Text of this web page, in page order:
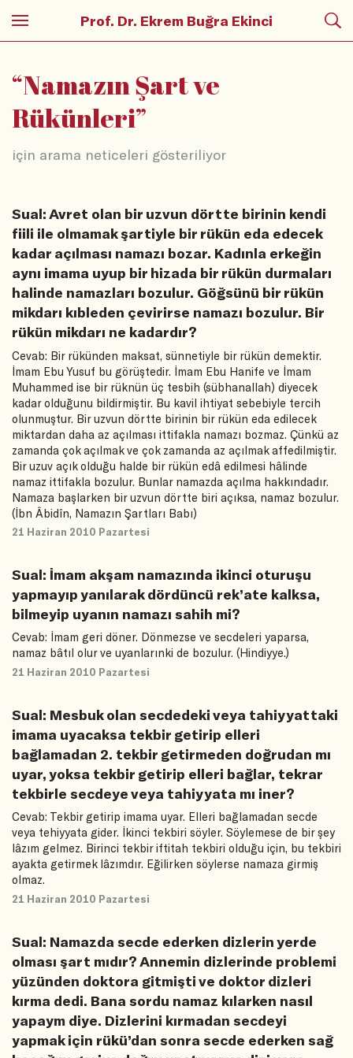
Prof. Dr. Ekrem Buğra Ekinci
“Namazın Şart ve
Rükünleri”
için arama neticeleri gösteriliyor
Sual: Avret olan bir uzvun dörtte birinin kendi
fiili ile olmamak şartiyle bir rükün eda edecek
kadar açılması namazı bozar. Kadınla erkeğin
aynı imama uyup bir hizada bir rükün durmaları
halinde namazları bozulur. Göğsünü bir rükün
mikdarı kıbleden çevirirse namazı bozulur. Bir
rükün mikdarı ne kadardır?
Cevab: Bir rükünden maksat, sünnetiyle bir rükün demektir.
İmam Ebu Yusuf bu görüştedir. İmam Ebu Hanife ve İmam
Muhammed ise bir rüknün üç tesbih (sübhanallah) diyecek
kadar olduğunu bildirmiştir. Bu kavil ihtiyat sebebiyle tercih
olunmuştur. Bir uzvun dörtte birinin bir rükün eda edilecek
miktardan daha az açılması ittifakla namazı bozmaz. Çünkü az
zamanda çok açılmak ve çok zamanda az açılmak affedilmiştir.
Bir uzuv açık olduğu halde bir rükün edâ edilmesi hâlinde
namaz ittifakla bozulur. Bunlar namazda açılma hakkındadır.
Namaza başlarken bir uzvun dörtte biri açıksa, namaz bozulur.
(İbn Âbidîn, Namazın Şartları Babı)
21 Haziran 2010 Pazartesi
Sual: İmam akşam namazında ikinci oturuşu
yapmayıp yanılarak dördüncü rek’ate kalksa,
bilmeyip uyanın namazı sahih mi?
Cevab: İmam geri döner. Dönmezse ve secdeleri yaparsa,
namaz bâtıl olur ve uyanlarınki de bozulur. (Hindiyye.)
21 Haziran 2010 Pazartesi
Sual: Mesbuk olan secdedeki veya tahiyyattaki
imama uyacaksa tekbir getirip elleri
bağlamadan 2. tekbir getirmeden doğrudan mı
uyar, yoksa tekbir getirip elleri bağlar, tekrar
tekbirle secdeye veya tahiyyata mı iner?
Cevab: Tekbir getirip imama uyar. Elleri bağlamadan secde
veya tehiyyata gider. İkinci tekbiri söyler. Söylemese de bir şey
lâzım gelmez. Birinci tekbir iftitah tekbiri olduğu için, bu tekbiri
ayakta getirmek lâzımdır. Eğilirken söylerse namaza girmiş
olmaz.
21 Haziran 2010 Pazartesi
Sual: Namazda secde ederken dizlerin yerde
olması şart mıdır? Annemin dizlerinde problemi
yüzünden doktora gitmişti ve doktor dizleri
kırma dedi. Bana sordu namaz kılarken nasıl
yapaym diye. Dizlerini kırmadan secdeyi
yapmak için rükü’dan sonra secde ederken sağ